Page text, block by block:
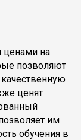
ценами на
позволяют
ценят
им
обучения в